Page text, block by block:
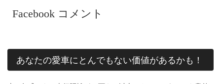
Facebook コメント
あなたの愛車にとんでもない価値があるかも！